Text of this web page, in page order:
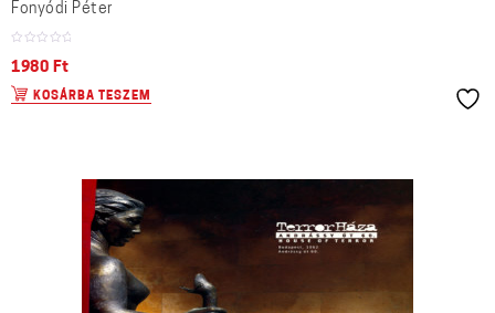
Fonyódi Péter
1980 Ft
KOSÁRBA TESZEM